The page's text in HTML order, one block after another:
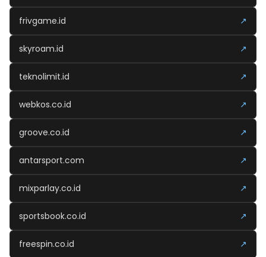
frivgame.id ↗
skyroam.id ↗
teknolimit.id ↗
webkos.co.id ↗
groove.co.id ↗
antarsport.com ↗
mixparlay.co.id ↗
sportsbook.co.id ↗
freespin.co.id ↗